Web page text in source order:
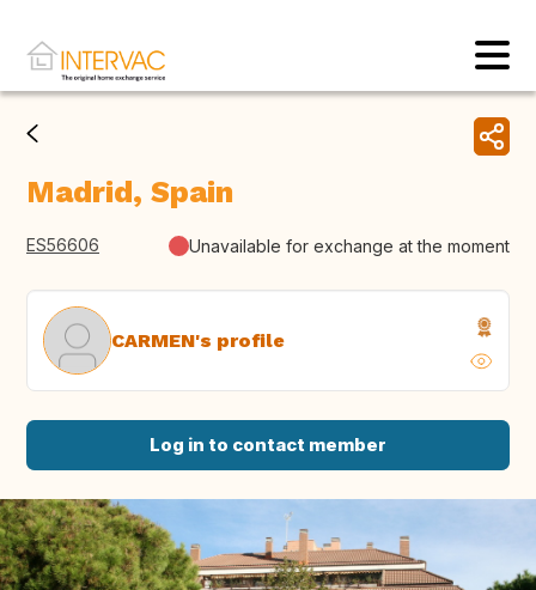
Madrid, Spain
ES56606 Unavailable for exchange at the moment
CARMEN's profile
Log in to contact member